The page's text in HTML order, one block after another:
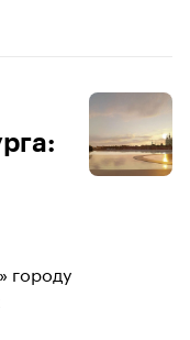
городу